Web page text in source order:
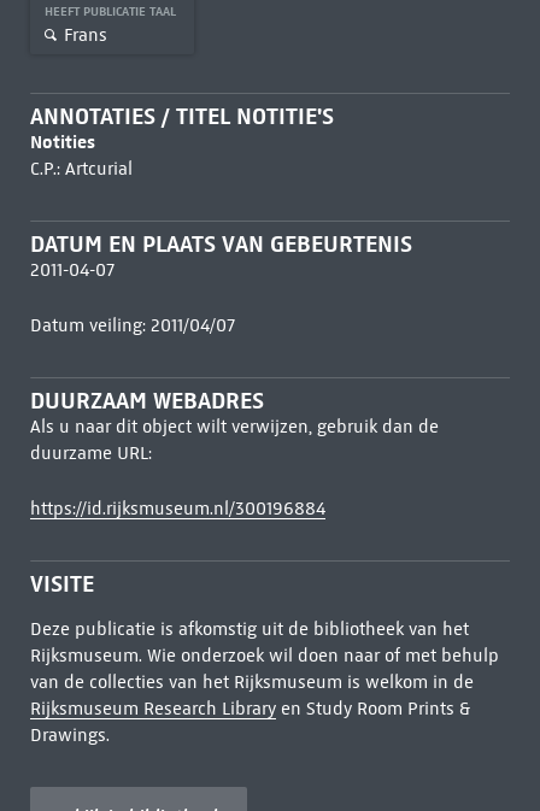
HEEFT PUBLICATIE TAAL
Frans
ANNOTATIES / TITEL NOTITIE'S
Notities
C.P.: Artcurial
DATUM EN PLAATS VAN GEBEURTENIS
2011-04-07
Datum veiling: 2011/04/07
DUURZAAM WEBADRES
Als u naar dit object wilt verwijzen, gebruik dan de
duurzame URL:
https://id.rijksmuseum.nl/300196884
VISITE
Deze publicatie is afkomstig uit de bibliotheek van het
Rijksmuseum. Wie onderzoek wil doen naar of met behulp
van de collecties van het Rijksmuseum is welkom in de
Rijksmuseum Research Libraryen Study Room Prints &
Drawings.